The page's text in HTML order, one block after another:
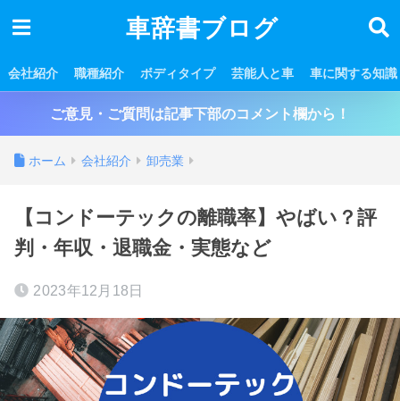
車辞書ブログ
会社紹介 職種紹介 ボディタイプ 芸能人と車 車に関する知識
ご意見・ご質問は記事下部のコメント欄から！
ホーム 会社紹介 卸売業
【コンドーテックの離職率】やばい？評
判・年収・退職金・実態など
2023年12月18日